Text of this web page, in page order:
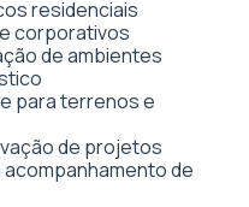
residenciais
corporativos
de ambientes
para terrenos e
de projetos
de